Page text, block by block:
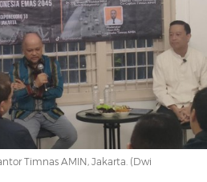
Timnas AMIN, Jakarta. (Dwi